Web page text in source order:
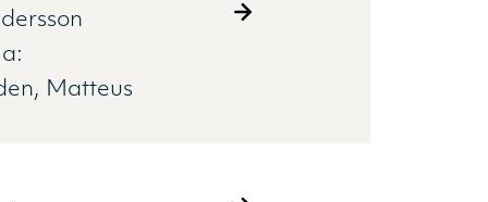
Matteus